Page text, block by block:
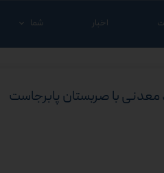
اخبار شما
معدنی با صربستان پابرجاست